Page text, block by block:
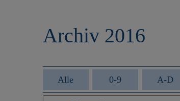
Archiv 2016
Alle 0-9 A-D